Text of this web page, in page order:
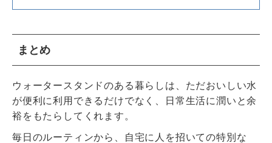
まとめ
ウォータースタンドのある暮らしは、ただおいしい水
が便利に利用できるだけでなく、日常生活に潤いと余
裕をもたらしてくれます。
毎日のルーティンから、自宅に人を招いての特別な